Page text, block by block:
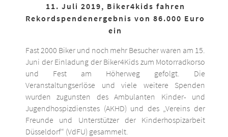
11. Juli 2019, Biker4kids fahren
Rekordspendenergebnis von 86.000 Euro
ein
Fast 2000 Biker und noch mehr Besucher waren am 15.
Juni der Einladung der Biker4Kids zum Motorradkorso
und Fest am Höherweg gefolgt. Die
Veranstaltungserlöse und viele weitere Spenden
wurden zugunsten des Ambulanten Kinder- und
Jugendhospizdienstes (AKHD) und des „Vereins der
Freunde und Unterstützer der Kinderhospizarbeit
Düsseldorf“ (VdFU) gesammelt.